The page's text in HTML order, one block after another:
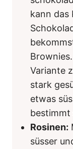
kann das
Variante
stark
etwas
bestimmt
Rosinen:
süsser